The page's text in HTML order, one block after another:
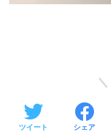
ツイート シェア